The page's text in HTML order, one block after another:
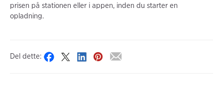
prisen på stationen eller i appen, inden du starter en
opladning.
Del dette: